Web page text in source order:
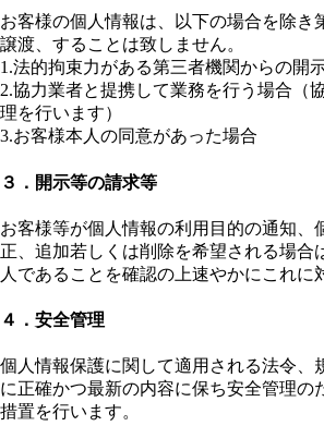
お客様の個人情報は、以下の場合を除き
譲渡、することは致しません。
1.法的拘束力がある第三者機関からの開
2.協力業者と提携して業務を行う場合（
理を行います）
3.お客様本人の同意があった場合
３．開示等の請求等
お客様等が個人情報の利用目的の通知、
正、追加若しくは削除を希望される場合
人であることを確認の上速やかにこれに
４．安全管理
個人情報保護に関して適用される法令、
に正確かつ最新の内容に保ち安全管理の
措置を行います。